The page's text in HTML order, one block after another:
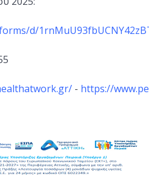
d/
- https://